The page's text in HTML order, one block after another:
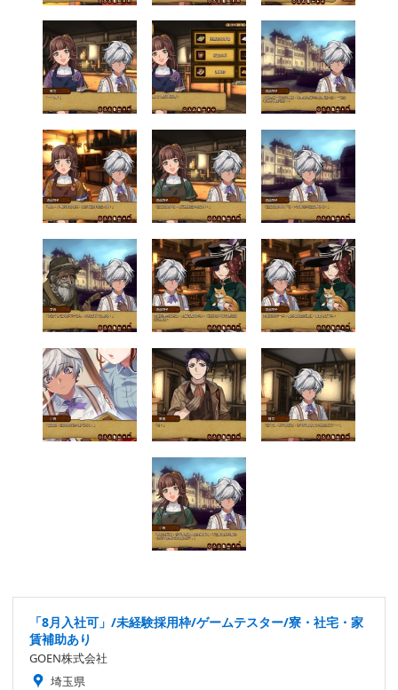
「8月入社可」/未経験採用枠/ゲームテスター/寮・社宅・家
賃補助あり
GOEN株式会社
埼玉県